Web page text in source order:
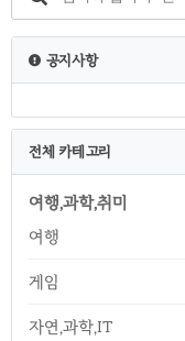
공지사항
전체 카테고리
여행,과학,취미
여행
게임
자연,과학,IT